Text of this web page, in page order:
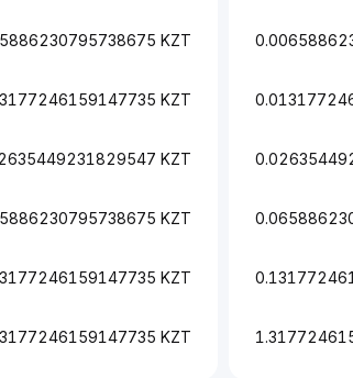
KZT
KZT
KZT
KZT
KZT
KZT